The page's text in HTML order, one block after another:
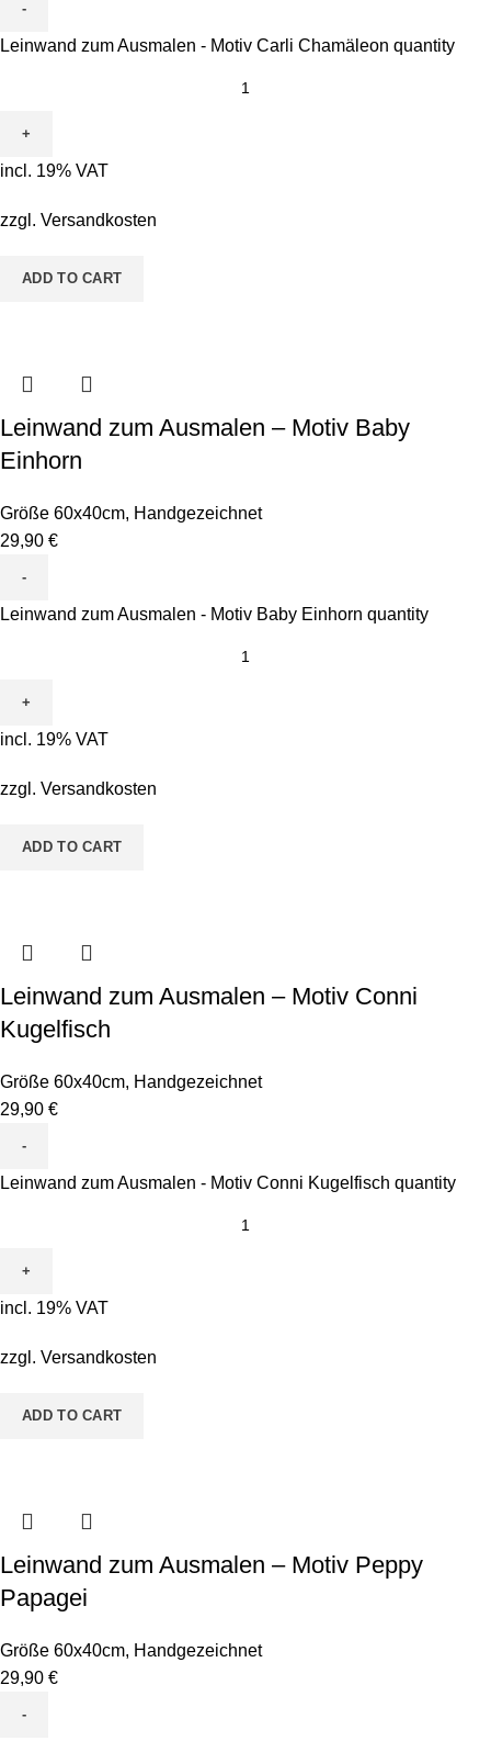
Leinwand zum Ausmalen - Motiv Carli Chamäleon quantity
incl. 19% VAT
zzgl. Versandkosten
ADD TO CART
Leinwand zum Ausmalen – Motiv Baby
Einhorn
Größe 60x40cm, Handgezeichnet
29,90 €
Leinwand zum Ausmalen - Motiv Baby Einhorn quantity
incl. 19% VAT
zzgl. Versandkosten
ADD TO CART
Leinwand zum Ausmalen – Motiv Conni
Kugelfisch
Größe 60x40cm, Handgezeichnet
29,90 €
Leinwand zum Ausmalen - Motiv Conni Kugelfisch quantity
incl. 19% VAT
zzgl. Versandkosten
ADD TO CART
Leinwand zum Ausmalen – Motiv Peppy
Papagei
Größe 60x40cm, Handgezeichnet
29,90 €